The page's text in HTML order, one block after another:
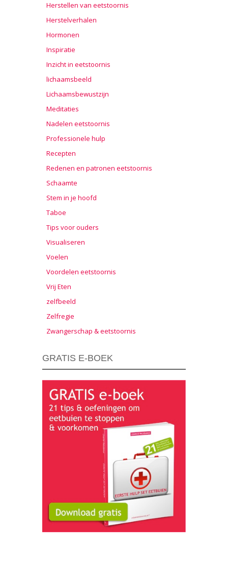
Herstellen van eetstoornis
Herstelverhalen
Hormonen
Inspiratie
Inzicht in eetstoornis
lichaamsbeeld
Lichaamsbewustzijn
Meditaties
Nadelen eetstoornis
Professionele hulp
Recepten
Redenen en patronen eetstoornis
Schaamte
Stem in je hoofd
Taboe
Tips voor ouders
Visualiseren
Voelen
Voordelen eetstoornis
Vrij Eten
zelfbeeld
Zelfregie
Zwangerschap & eetstoornis
GRATIS E-BOEK